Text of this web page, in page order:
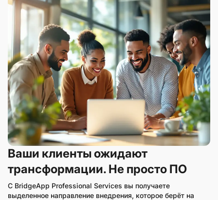
Ваши клиенты ожидают
трансформации. Не просто ПО
С BridgeApp Professional Services вы получаете
выделенное направление внедрения, которое берёт на